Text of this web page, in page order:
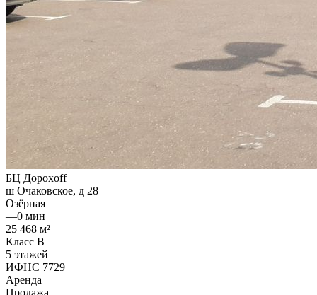
БЦ Дорохoff
ш Очаковское, д 28
Озёрная
—0 мин
25 468 м²
Класс B
5 этажей
ИФНС 7729
Аренда
Продажа